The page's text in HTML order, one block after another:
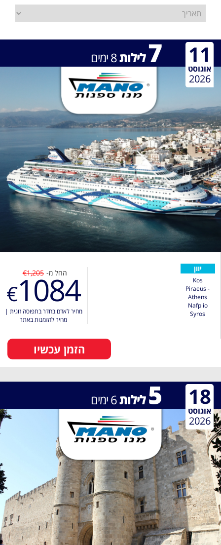
7 לילות8ימים 11
אוגוסט
2026
יוון
Kos
Piraeus -
Athens
Nafplio
Syros
החל מ- €1,205
€1084
מחיר לאדם בחדר בתפוסה זוגית |
מחיר להזמנות באתר
הזמן עכשיו
5 לילות6ימים 18
אוגוסט
2026